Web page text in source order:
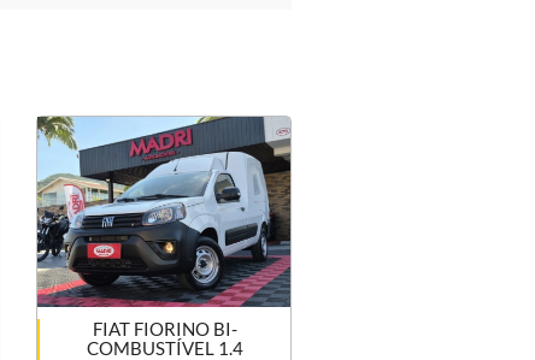
FIAT FIORINO BI-
COMBUSTÍVEL 1.4